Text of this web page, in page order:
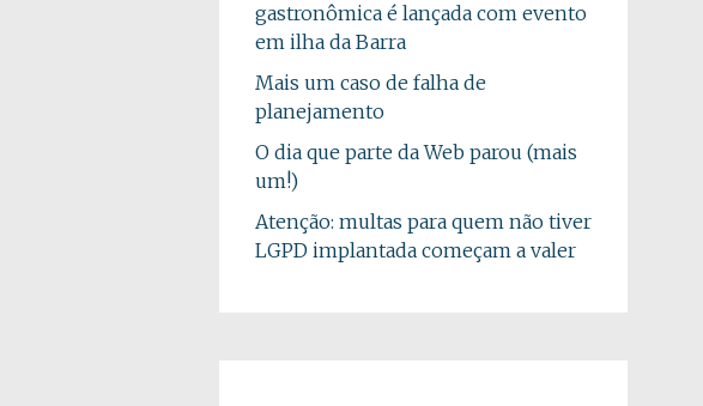
gastronômica é lançada com evento
em ilha da Barra
Mais um caso de falha de
planejamento
O dia que parte da Web parou (mais
um!)
Atenção: multas para quem não tiver
LGPD implantada começam a valer